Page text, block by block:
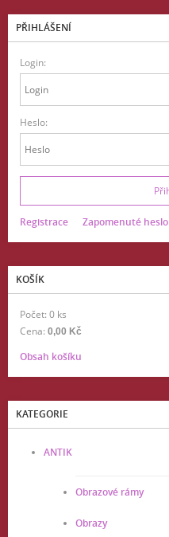
PŘIHLÁŠENÍ
Login:
Heslo:
Registrace Zapomenuté heslo
KOŠÍK
Počet: 0 ks
Cena: 0,00 Kč
Obsah košíku
KATEGORIE
ANTIK
Obrazové rámy
Obrazy